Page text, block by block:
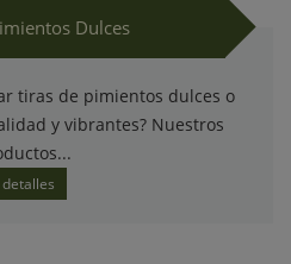
Dulces
tiras de pimientos dulces o
y vibrantes? Nuestros